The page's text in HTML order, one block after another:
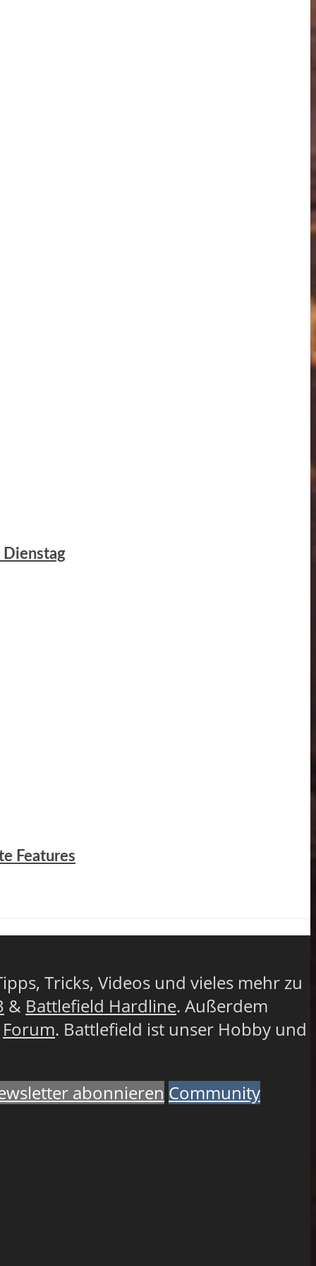
Dienstag
Features
Tricks, Videos und vieles mehr zu
& Battlefield Hardline. Außerdem
Forum. Battlefield ist unser Hobby und
abonnieren Community